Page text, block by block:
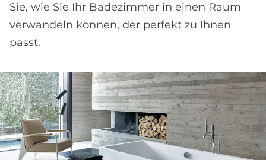
Sie, wie Sie Ihr Badezimmer in einen Raum
verwandeln können, der perfekt zu Ihnen
passt.